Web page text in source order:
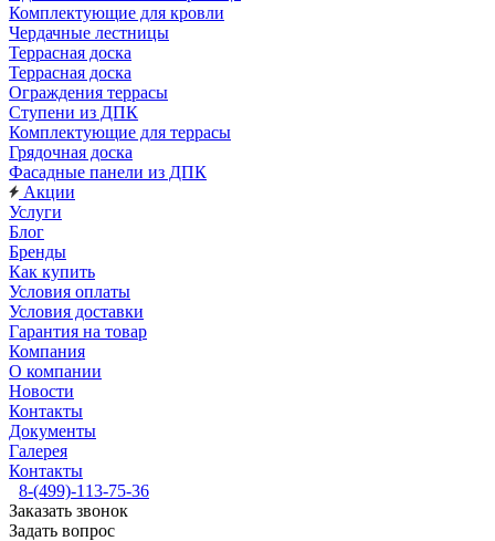
Комплектующие для кровли
Чердачные лестницы
Террасная доска
Террасная доска
Ограждения террасы
Ступени из ДПК
Комплектующие для террасы
Грядочная доска
Фасадные панели из ДПК
Акции
Услуги
Блог
Бренды
Как купить
Условия оплаты
Условия доставки
Гарантия на товар
Компания
О компании
Новости
Контакты
Документы
Галерея
Контакты
8-(499)-113-75-36
Заказать звонок
Задать вопрос